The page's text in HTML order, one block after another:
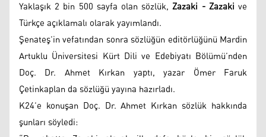
Yaklaşık 2 bin 500 sayfa olan sözlük,Zazaki - Zazaki ve
Türkçe açıklamalı olarak yayımlandı.
Şenateş’in vefatından sonra sözlüğün editörlüğünü Mardin
Artuklu Üniversitesi Kürt Dili ve Edebiyatı Bölümü’nden
Doç. Dr. Ahmet Kırkan yaptı, yazar Ömer Faruk
Çetinkaplan da sözlüğü yayına hazırladı.
K24’e konuşan Doç. Dr. Ahmet Kırkan sözlük hakkında
şunları söyledi: